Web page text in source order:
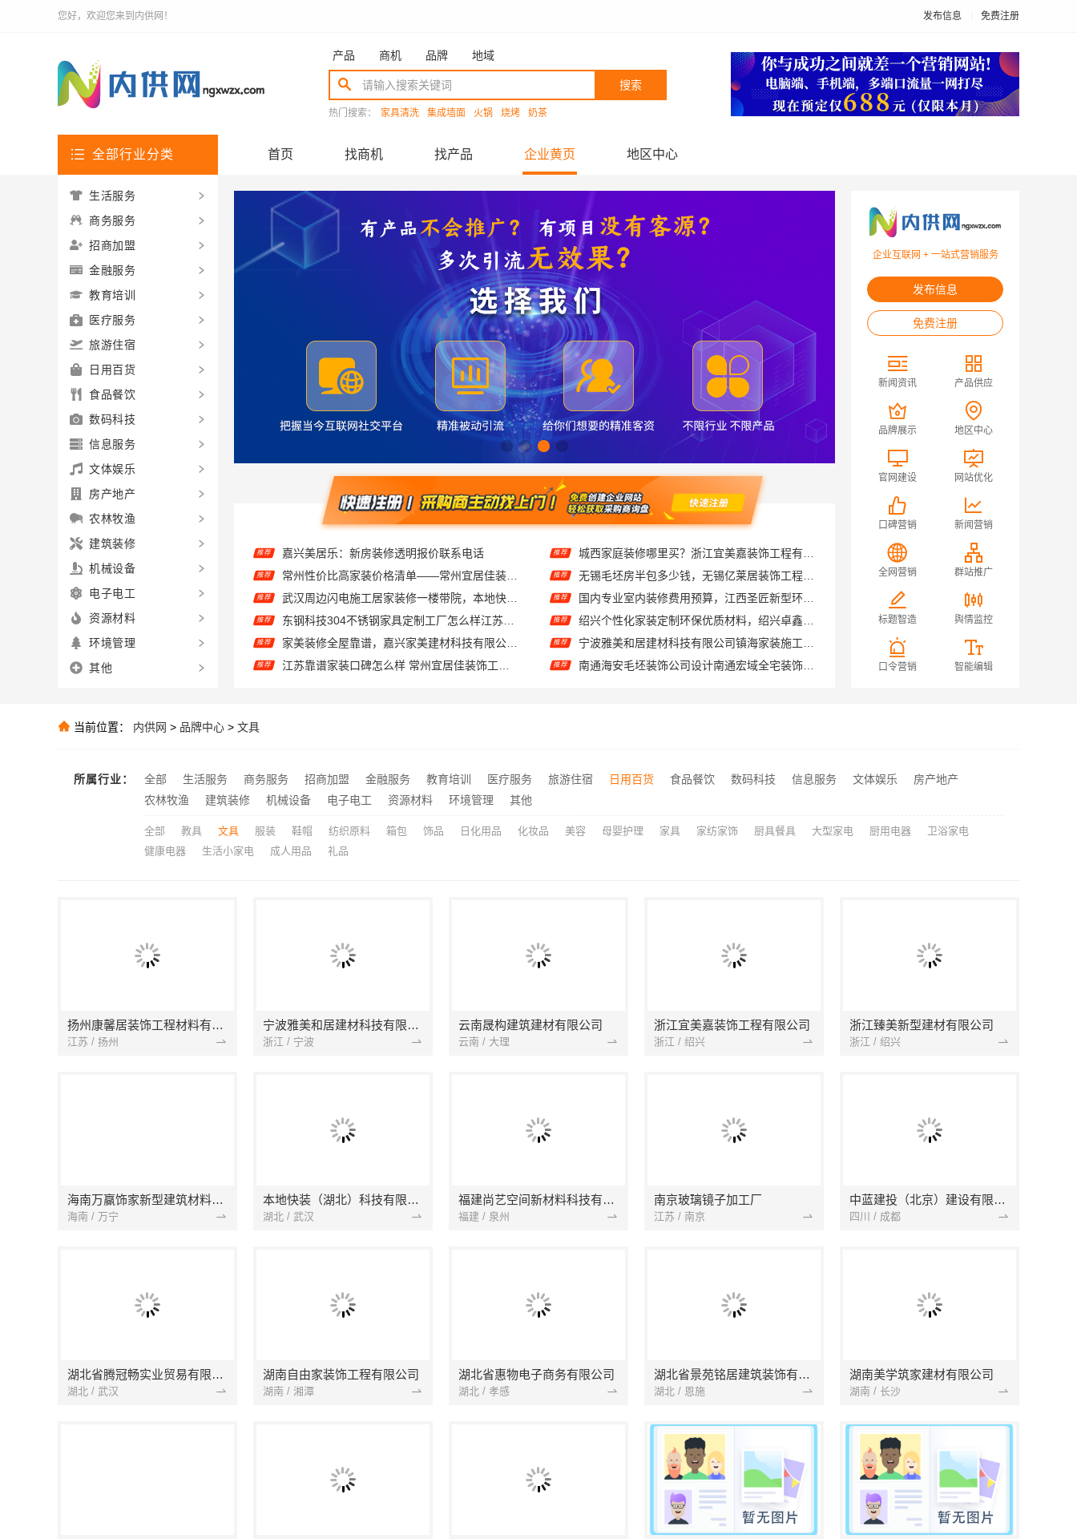
您好，欢迎您来到内供网！ 发布信息 免费注册
产品 商机 品牌 地域
搜索
热门搜索： 家具清洗 集成墙面 火锅 烧烤 奶茶
全部行业分类 首页 找商机 找产品 企业黄页 地区中心
推荐
推荐 武汉周边闪电施工居家装修一楼带院，本地快装（湖北）科技有限公司
推荐 东钢科技304不锈钢家具定制工厂怎么样江苏东钢金属科技有限公司
推荐 家美装修全屋靠谱，嘉兴家美建材科技有限公司一站式省心
推荐 江苏靠谱家装口碑怎么样 常州宜居佳装饰工程有限公司
推荐 儿子说欣果铺子礼品礼盒 相当好吃
推荐 畅销家庭装潢空间布局大概报价，浙江乐享新材料有限公司透明报价
推荐 无锡毛坯房半包多少钱，无锡亿莱居装饰工程材料有限公司
推荐 国内专业室内装修费用预算，江西圣匠新型环保材料有限公司
推荐 绍兴个性化家装定制环保优质材料，绍兴卓鑫装饰材料有限公司
推荐 宁波雅美和居建材科技有限公司镇海家装施工对接渠道
推荐 南通海安毛坯装饰公司设计南通宏域全宅装饰建材有限公司
推荐 江西装修原木风全包江西尚宅尚品新型环保材料有限公司
推荐 湖北省惠物电子商务有限公司：2025母婴用品平台优缺点测评
企业互联网 + 一站式营销服务
发布信息
免费注册
新闻资讯 产品供应
品牌展示 地区中心
官网建设 网站优化
口碑营销 新闻营销
全网营销 群站推广
标题智造 舆情监控
口令营销 智能编辑
生活服务
商务服务
招商加盟
金融服务
教育培训
医疗服务
旅游住宿
日用百货
食品餐饮
数码科技
信息服务
文体娱乐
房产地产
农林牧渔
建筑装修
机械设备
电子电工
资源材料
环境管理
其他
当前位置： 内供网 > 品牌中心 > 文具
所属行业： 全部 生活服务 商务服务 招商加盟 金融服务 教育培训 医疗服务 旅游住宿 日用百货 食品餐饮 数码科技 信息服务 文体娱乐
房产地产
农林牧渔
建筑装修 机械设备 电子电工 资源材料 环境管理 其他
全部 教具 文具 服装 鞋帽 纺织原料 箱包 饰品 日化用品 化妆品 美容 母婴护理 家具 家纺家饰 厨具餐具 大型家电 厨用电器
卫浴家电
健康电器
生活小家电 成人用品 礼品
扬州康馨居装饰工程材料有限公司
江苏 / 扬州
宁波雅美和居建材科技有限公司
浙江 / 宁波
云南晟构建筑建材有限公司
云南 / 大理
浙江宜美嘉装饰工程有限公司
浙江 / 绍兴
浙江臻美新型建材有限公司
浙江 / 绍兴
海南万赢饰家新型建筑材料有限公司
海南 / 万宁
本地快装（湖北）科技有限公司
湖北 / 武汉
福建尚艺空间新材料科技有限公司
福建 / 泉州
南京玻璃镜子加工厂
江苏 / 南京
中蓝建投（北京）建设有限公司四川第一分公司
四川 / 成都
湖北省腾冠畅实业贸易有限公司
湖北 / 武汉
湖南自由家装饰工程有限公司
湖南 / 湘潭
湖北省惠物电子商务有限公司
湖北 / 孝感
湖北省景苑铭居建筑装饰有限公司
湖北 / 恩施
湖南美学筑家建材有限公司
湖南 / 长沙